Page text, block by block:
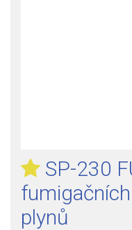
SP-230
plynů